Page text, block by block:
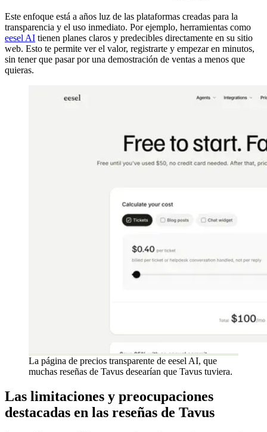
Este enfoque está a años luz de las plataformas creadas para la
transparencia y el uso inmediato. Por ejemplo, herramientas como
eesel AI tienen planes claros y predecibles directamente en su sitio
web. Esto te permite ver el valor, registrarte y empezar en minutos,
sin tener que pasar por una demostración de ventas a menos que
quieras.
La página de precios transparente de eesel AI, que
muchas reseñas de Tavus desearían que Tavus tuviera.
Las limitaciones y preocupaciones
destacadas en las reseñas de Tavus